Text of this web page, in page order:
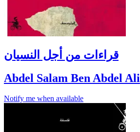
قراءات من أجل النسيان
Abdel Salam Ben Abdel Ali
Notify me when available